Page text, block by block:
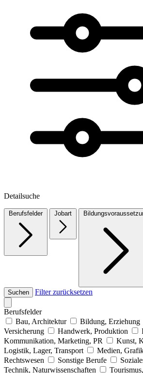
Detailsuche
Berufsfelder Jobart
Suchen Filter zurücksetzen
Berufsfelder
Bau, Architektur
Bildung, Erziehung
Versicherung
Handwerk, Produktion
Kommunikation, Marketing, PR
Kunst,
Logistik, Lager, Transport
Medien,
Rechtswesen
Sonstige Berufe
Technik, Naturwissenschaften